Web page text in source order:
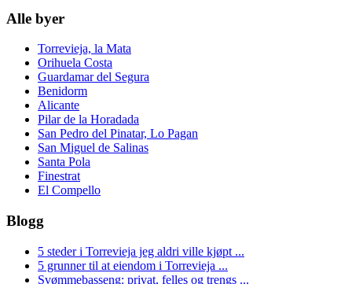
Alle byer
Torrevieja, la Mata
Orihuela Costa
Guardamar del Segura
Benidorm
Alicante
Pilar de la Horadada
San Pedro del Pinatar, Lo Pagan
San Miguel de Salinas
Santa Pola
Finestrat
El Compello
Blogg
5 steder i Torrevieja jeg aldri ville kjøpt ...
5 grunner til at eiendom i Torrevieja ...
Svømmebasseng: privat, felles og trengs ...